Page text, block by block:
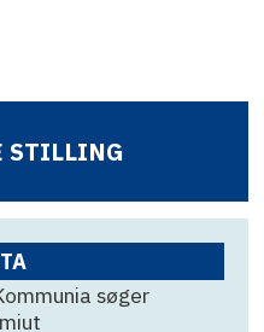
STILLING
søger